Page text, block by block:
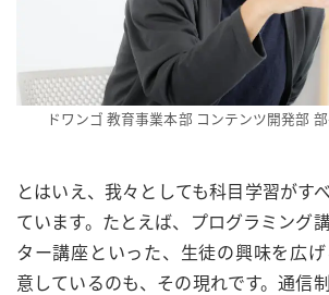
ドワンゴ 教育事業本部 コンテンツ開発部
とはいえ、我々としても科目学習がす
ています。たとえば、プログラミング
ター講座といった、生徒の興味を広
意しているのも、その現れです。通信